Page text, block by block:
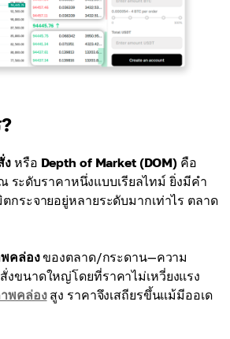
ง หรือ Depth of Market (DOM) คือ
ระดับราคาหนึ่งแบบเรียลไทม์ ยิ่งมีคำ
กระจายอยู่หลายระดับมากเท่าไร ตลาด
คล่องของตลาด/กระดาน—ความ
งขนาดใหญ่โดยที่ราคาไม่เหวี่ยงแรง
พคล่องสูง ราคาจึงเสถียรขึ้นแม้มีออเด